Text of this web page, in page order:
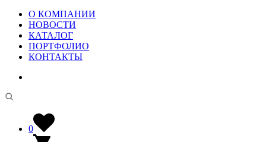
О КОМПАНИИ
НОВОСТИ
КАТАЛОГ
ПОРТФОЛИО
КОНТАКТЫ
0